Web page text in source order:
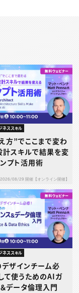
ネススキル
方”でここまで変わ
計スキルで結果を変
プト活用術
2026/08/29 開催【オンライン開催】
ネススキル
ザインチーム必
て使うためのAIガ
データ倫理入門